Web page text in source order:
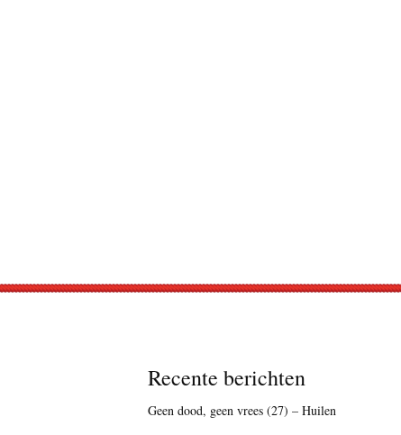
Recente berichten
Geen dood, geen vrees (27) – Huilen